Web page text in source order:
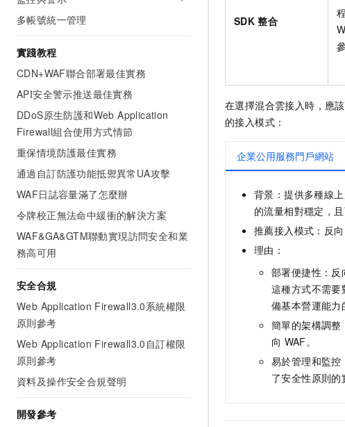
多帳號統一管理
實踐教程
CDN+WAF聯合部署最佳實務
API安全警示推送最佳實務
DDoS原生防護和Web Application
Firewall組合使用方式情節
重保情境防護最佳實務
通過自訂防護功能抵禦異常UA攻擊
WAF日誌容量滿了怎麼辦
令牌校正無法命中緩衝的解決方案
WAF&GA&GTM聯動實現訪問安全和業
務高可用
安全合規
Web Application Firewall3.0系統權限
原則參考
Web Application Firewall3.0自訂權限
原則參考
資料及操作安全合規聲明
開發參考
SDK 整合
在選擇混合雲接入時，應
的接入模式：
企業公用服務門戶網站
背景：提供多種線
的流量相對穩定，
推薦接入模式：反
理由：
部署便捷性：反
這種方式不需
備基本營運能力
簡單的架構調
向 WAF。
易於管理和監
了安全性原則的